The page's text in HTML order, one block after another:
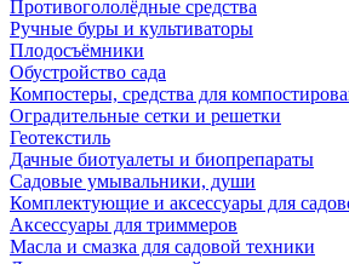
Противогололёдные средства
Ручные буры и культиваторы
Плодосъёмники
Обустройство сада
Компостеры, средства для
Оградительные сетки и решетки
Геотекстиль
Дачные биотуалеты и биопрепараты
Садовые умывальники, души
Комплектующие и аксессуары для
Аксессуары для триммеров
Масла и смазка для садовой техники